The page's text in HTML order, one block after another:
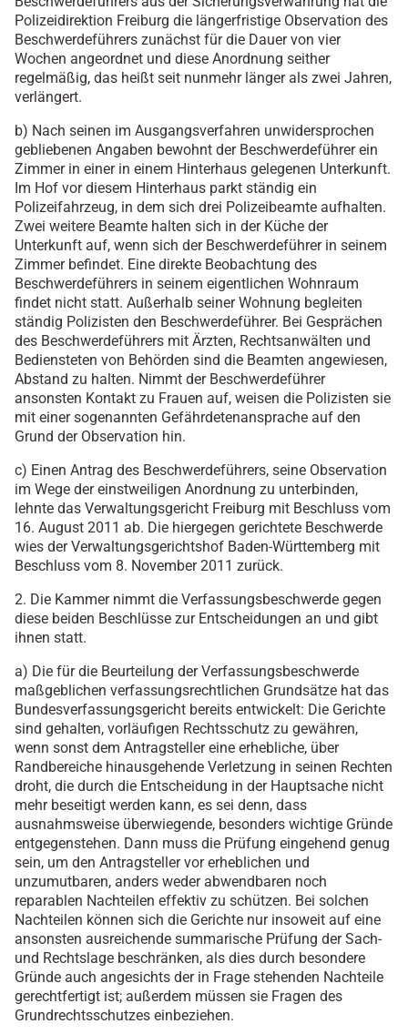
Polizeidirektion Freiburg die längerfristige Observation des
Beschwerdeführers zunächst für die Dauer von vier
Wochen angeordnet und diese Anordnung seither
regelmäßig, das heißt seit nunmehr länger als zwei Jahren,
verlängert.
b) Nach seinen im Ausgangsverfahren unwidersprochen
gebliebenen Angaben bewohnt der Beschwerdeführer ein
Zimmer in einer in einem Hinterhaus gelegenen Unterkunft.
Im Hof vor diesem Hinterhaus parkt ständig ein
Polizeifahrzeug, in dem sich drei Polizeibeamte aufhalten.
Zwei weitere Beamte halten sich in der Küche der
Unterkunft auf, wenn sich der Beschwerdeführer in seinem
Zimmer befindet. Eine direkte Beobachtung des
Beschwerdeführers in seinem eigentlichen Wohnraum
findet nicht statt. Außerhalb seiner Wohnung begleiten
ständig Polizisten den Beschwerdeführer. Bei Gesprächen
des Beschwerdeführers mit Ärzten, Rechtsanwälten und
Bediensteten von Behörden sind die Beamten angewiesen,
Abstand zu halten. Nimmt der Beschwerdeführer
ansonsten Kontakt zu Frauen auf, weisen die Polizisten sie
mit einer sogenannten Gefährdetenansprache auf den
Grund der Observation hin.
c) Einen Antrag des Beschwerdeführers, seine Observation
im Wege der einstweiligen Anordnung zu unterbinden,
lehnte das Verwaltungsgericht Freiburg mit Beschluss vom
16. August 2011 ab. Die hiergegen gerichtete Beschwerde
wies der Verwaltungsgerichtshof Baden-Württemberg mit
Beschluss vom 8. November 2011 zurück.
2. Die Kammer nimmt die Verfassungsbeschwerde gegen
diese beiden Beschlüsse zur Entscheidungen an und gibt
ihnen statt.
a) Die für die Beurteilung der Verfassungsbeschwerde
maßgeblichen verfassungsrechtlichen Grundsätze hat das
Bundesverfassungsgericht bereits entwickelt: Die Gerichte
sind gehalten, vorläufigen Rechtsschutz zu gewähren,
wenn sonst dem Antragsteller eine erhebliche, über
Randbereiche hinausgehende Verletzung in seinen Rechten
droht, die durch die Entscheidung in der Hauptsache nicht
mehr beseitigt werden kann, es sei denn, dass
ausnahmsweise überwiegende, besonders wichtige Gründe
entgegenstehen. Dann muss die Prüfung eingehend genug
sein, um den Antragsteller vor erheblichen und
unzumutbaren, anders weder abwendbaren noch
reparablen Nachteilen effektiv zu schützen. Bei solchen
Nachteilen können sich die Gerichte nur insoweit auf eine
ansonsten ausreichende summarische Prüfung der Sach-
und Rechtslage beschränken, als dies durch besondere
Gründe auch angesichts der in Frage stehenden Nachteile
gerechtfertigt ist; außerdem müssen sie Fragen des
Grundrechtsschutzes einbeziehen.